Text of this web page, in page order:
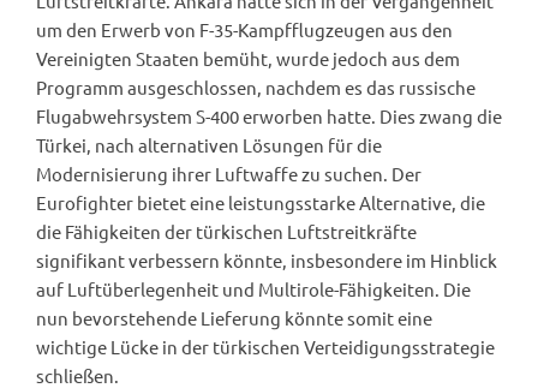
um den Erwerb von F-35-Kampfflugzeugen aus den
Vereinigten Staaten bemüht, wurde jedoch aus dem
Programm ausgeschlossen, nachdem es das russische
Flugabwehrsystem S-400 erworben hatte. Dies zwang die
Türkei, nach alternativen Lösungen für die
Modernisierung ihrer Luftwaffe zu suchen. Der
Eurofighter bietet eine leistungsstarke Alternative, die
die Fähigkeiten der türkischen Luftstreitkräfte
signifikant verbessern könnte, insbesondere im Hinblick
auf Luftüberlegenheit und Multirole-Fähigkeiten. Die
nun bevorstehende Lieferung könnte somit eine
wichtige Lücke in der türkischen Verteidigungsstrategie
schließen.